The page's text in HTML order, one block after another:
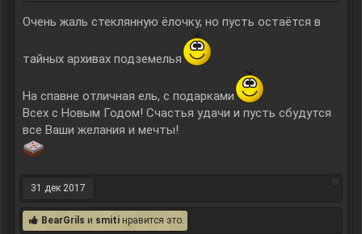
Очень жаль стеклянную ёлочку, но пусть остаётся в
тайных архивах подземелья
На спавне отличная ель, с подарками
Всех с Новым Годом! Счастья удачи и пусть сбудутся
все Ваши желания и мечты!
31 дек 2017
BearGrils и smiti нравится это.